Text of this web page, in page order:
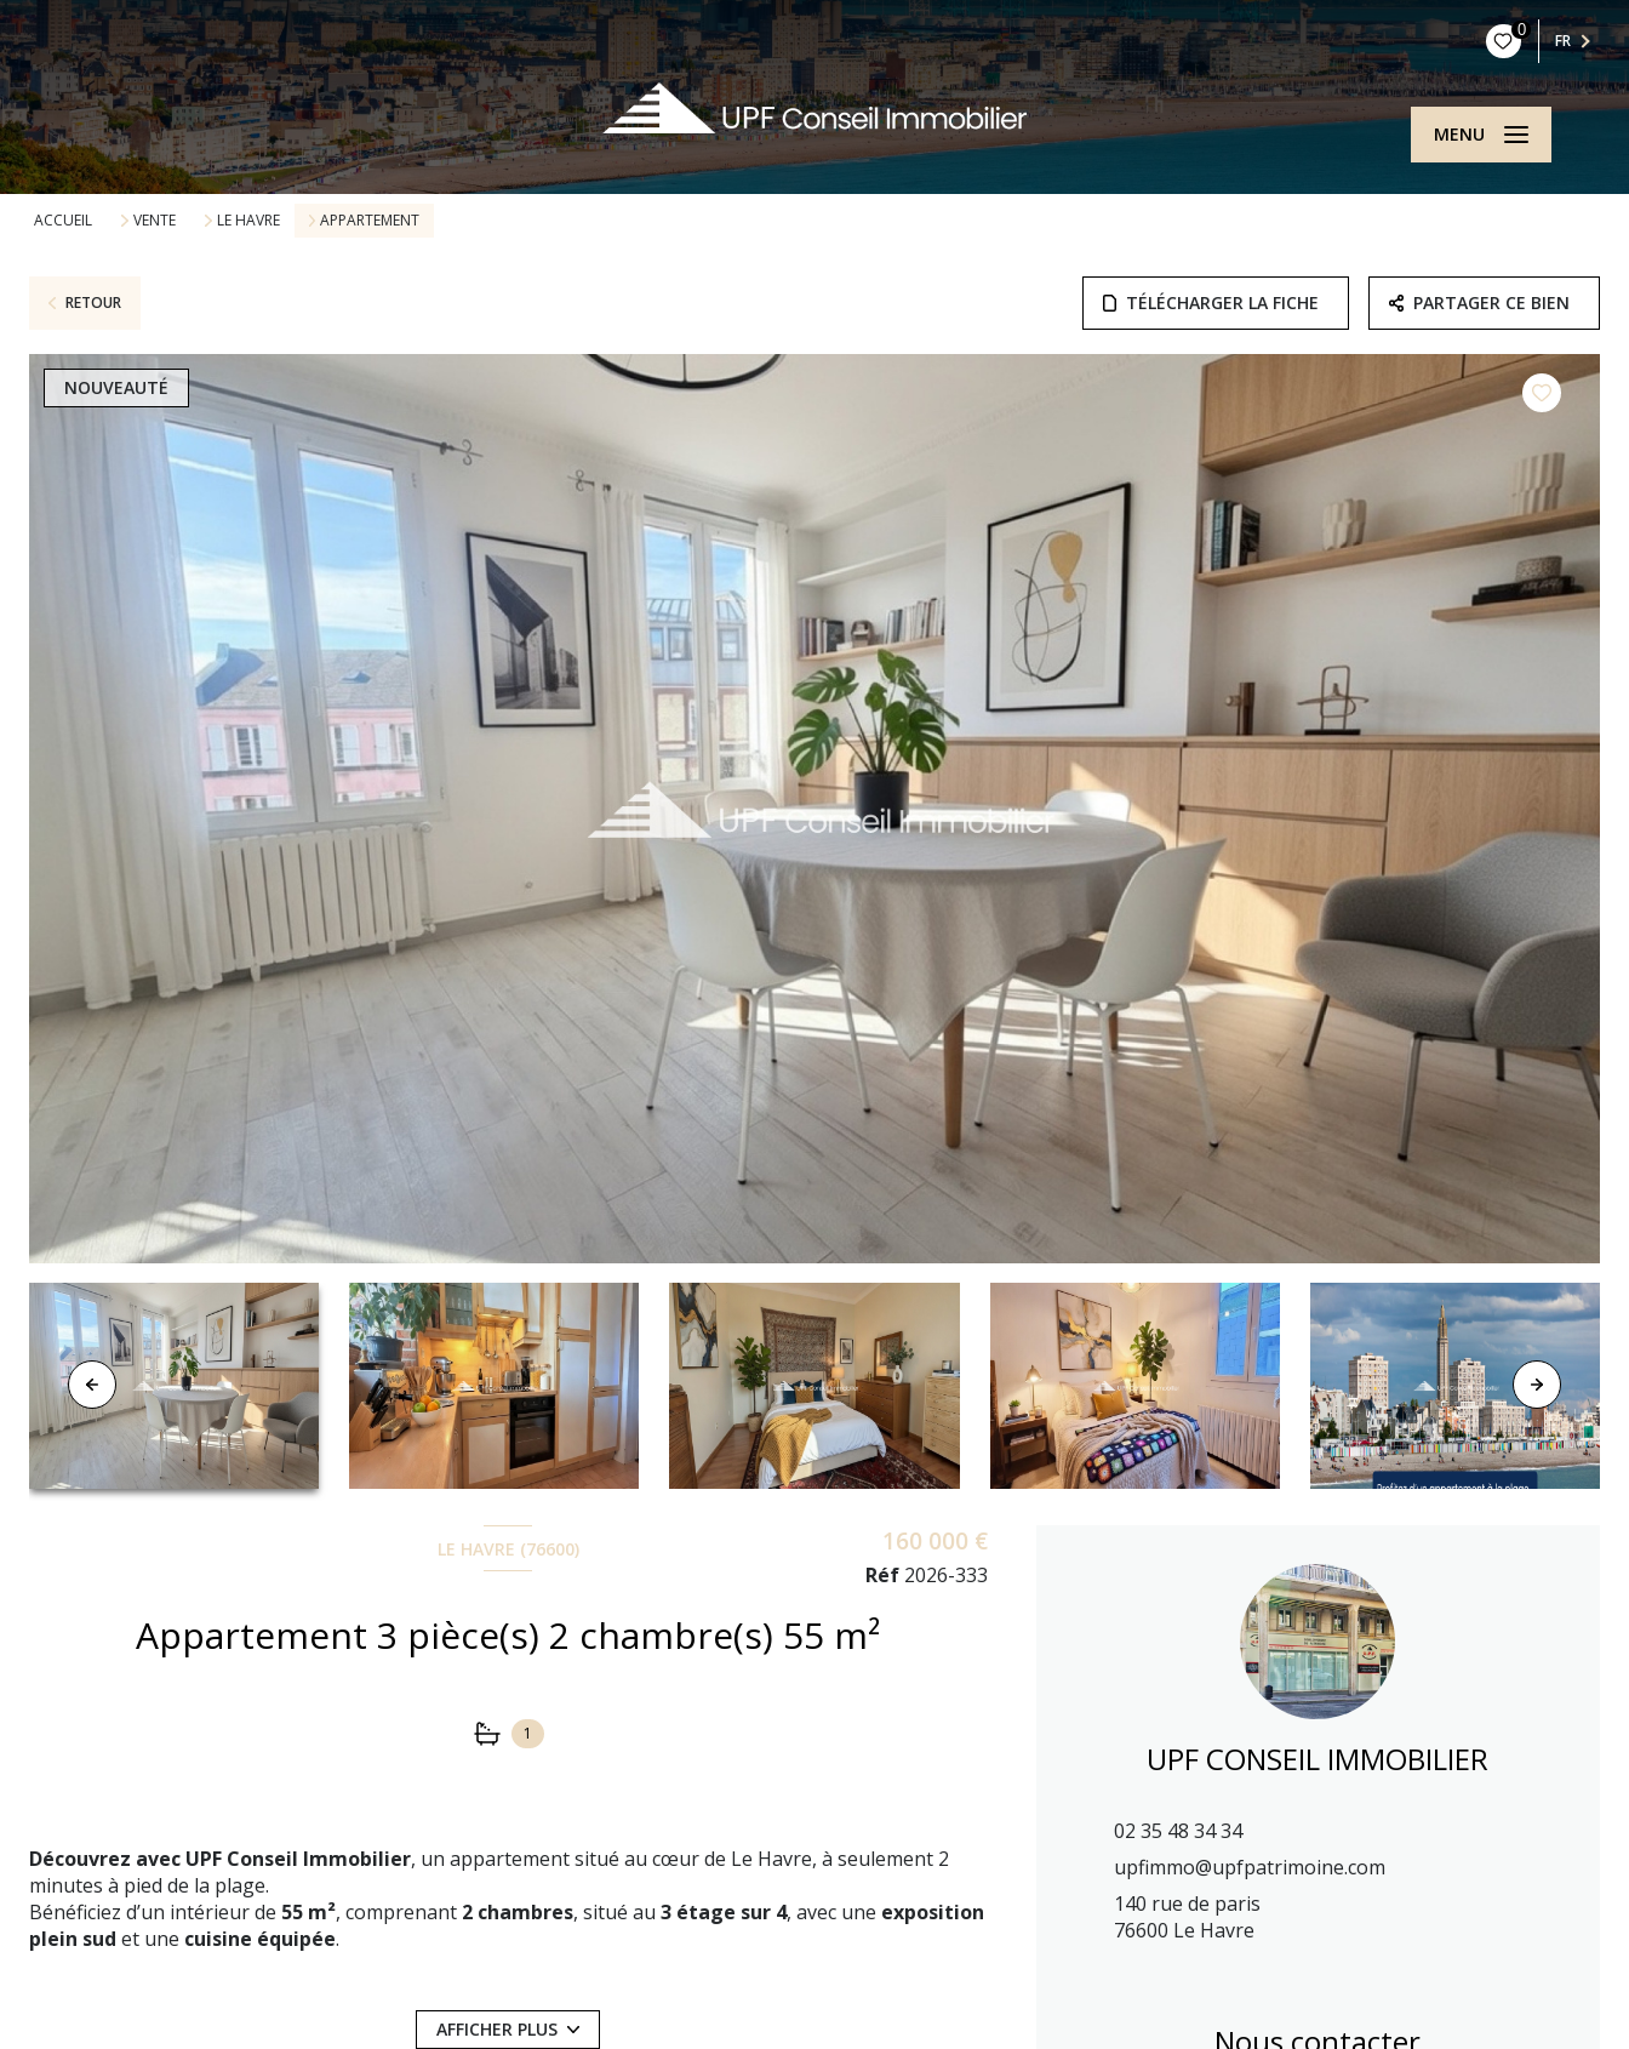
0
FR
MENU
ACCUEIL VENTE LE HAVRE APPARTEMENT
RETOUR TÉLÉCHARGER LA FICHE PARTAGER CE BIEN
NOUVEAUTÉ
LE HAVRE (76600)
Appartement 3 pièce(s) 2 chambre(s) 55 m²
1
160 000 €
Réf 2026-333
Découvrez avec UPF Conseil Immobilier, un appartement situé au cœur de Le Havre, à seulement 2
minutes à pied de la plage.
Bénéficiez d’un intérieur de 55 m², comprenant 2 chambres, situé au 3 étage sur 4, avec une exposition
plein sud et une cuisine équipée.
AFFICHER PLUS
UPF CONSEIL IMMOBILIER
02 35 48 34 34
upfimmo@upfpatrimoine.com
140 rue de paris
76600 Le Havre